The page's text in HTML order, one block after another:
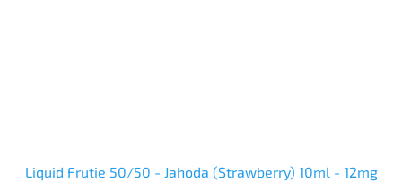
Liquid Frutie 50/50 - Jahoda (Strawberry) 10ml - 12mg